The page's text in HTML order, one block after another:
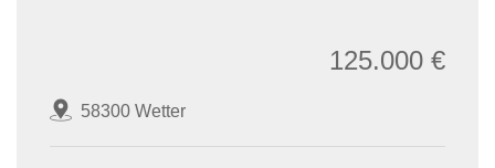
58300 Wetter
125.000 €